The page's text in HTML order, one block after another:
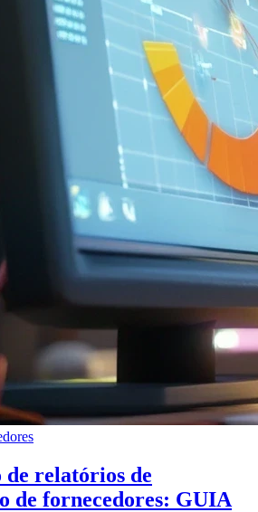
de relatórios de
de fornecedores: GUIA